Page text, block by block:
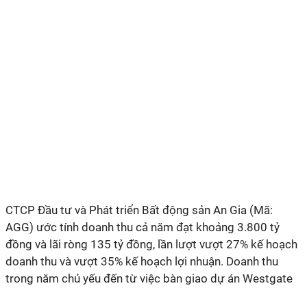
CTCP Đầu tư và Phát triển Bất động sản An Gia (Mã:
AGG) ước tính doanh thu cả năm đạt khoảng 3.800 tỷ
đồng và lãi ròng 135 tỷ đồng, lần lượt vượt 27% kế hoạch
doanh thu và vượt 35% kế hoạch lợi nhuận. Doanh thu
trong năm chủ yếu đến từ việc bàn giao dự án Westgate